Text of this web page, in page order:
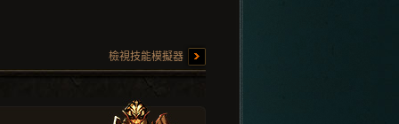
檢視技能模擬器